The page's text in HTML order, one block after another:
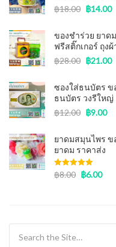
฿18.00 ฿14.00
ของชําร่วย ยาด
ฟรีสติ๊กเกอร์ ถุง
฿28.00 ฿21.00
ซองใส่ธนบัตร ข
ธนบัตร วงรีใหญ่
฿12.00 ฿9.00
ยาดมสมุนไพร ข
ยาดม ราคาส่ง
Rated5.00
out of 5
฿8.00 ฿6.00